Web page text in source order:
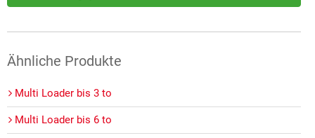
Ähnliche Produkte
Multi Loader bis 3 to
Multi Loader bis 6 to